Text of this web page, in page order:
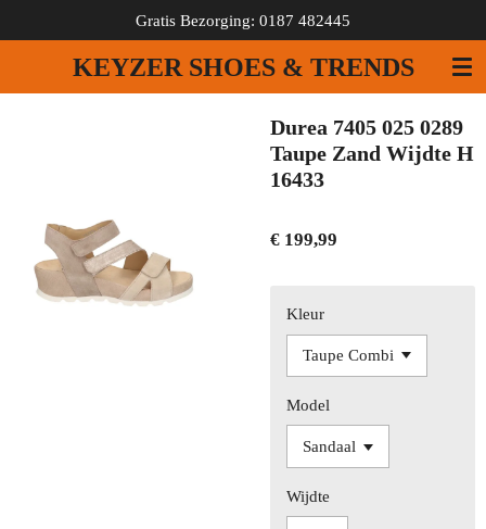
direct
de
KEYZER SHOES & TRENDS
Gratis Bezorging: 0187 482445
Durea 7405 025 0289
Taupe Zand Wijdte H
16433
€ 199,99
Kleur
Model
Wijdte